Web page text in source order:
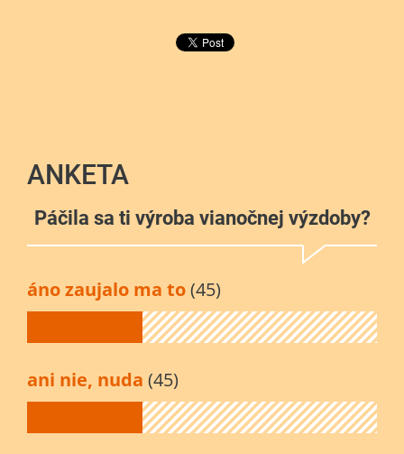
ANKETA
Páčila sa ti výroba vianočnej výzdoby?
áno zaujalo ma to(45)
ani nie, nuda (45)